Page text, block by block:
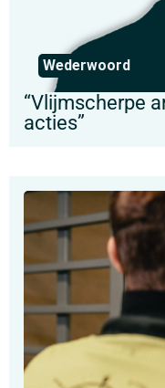
Wederwoord
“Vlijmscherpe
acties”